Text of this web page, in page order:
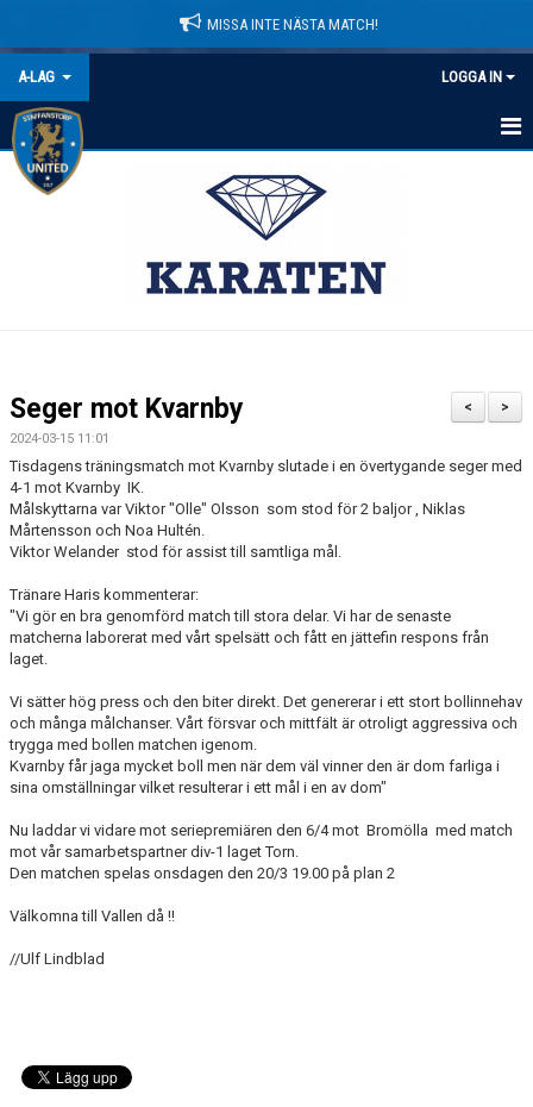
MISSA INTE NÄSTA MATCH!
A-LAG LOGGA IN
HEM
BILDGALLERI
DOKUMENT
KONTAKT
MEDLEMSTIPS
EM / VM TIPS
>
<
Seger mot Kvarnby
2024-03-15 11:01
Tisdagens träningsmatch mot Kvarnby slutade i en övertygande seger med
4-1 mot Kvarnby IK.
Målskyttarna var Viktor "Olle" Olsson som stod för 2 baljor , Niklas
Mårtensson och Noa Hultén.
Viktor Welander stod för assist till samtliga mål.
Tränare Haris kommenterar:
"Vi gör en bra genomförd match till stora delar. Vi har de senaste
matcherna laborerat med vårt spelsätt och fått en jättefin respons från
laget.
Vi sätter hög press och den biter direkt. Det genererar i ett stort bollinnehav
och många målchanser. Vårt försvar och mittfält är otroligt aggressiva och
trygga med bollen matchen igenom.
Kvarnby får jaga mycket boll men när dem väl vinner den är dom farliga i
sina omställningar vilket resulterar i ett mål i en av dom"
Nu laddar vi vidare mot seriepremiären den 6/4 mot Bromölla med match
mot vår samarbetspartner div-1 laget Torn.
Den matchen spelas onsdagen den 20/3 19.00 på plan 2
Välkomna till Vallen då !!
//Ulf Lindblad